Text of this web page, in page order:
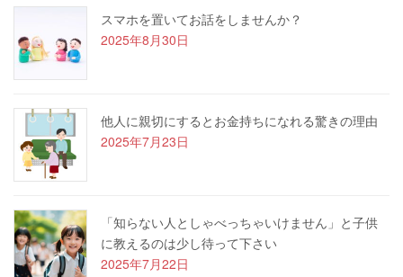
スマホを置いてお話をしませんか？
2025年8月30日
他人に親切にするとお金持ちになれる驚きの理由
2025年7月23日
「知らない人としゃべっちゃいけません」と子供
に教えるのは少し待って下さい
2025年7月22日